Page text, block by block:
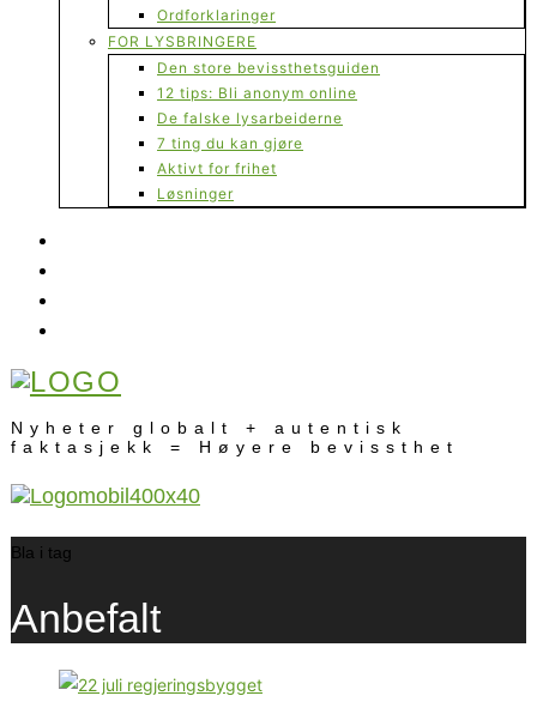
Ordforklaringer
FOR LYSBRINGERE
Den store bevissthetsguiden
12 tips: Bli anonym online
De falske lysarbeiderne
7 ting du kan gjøre
Aktivt for frihet
Løsninger
Nyheter globalt + autentisk
faktasjekk = Høyere bevissthet
Bla i tag
Anbefalt